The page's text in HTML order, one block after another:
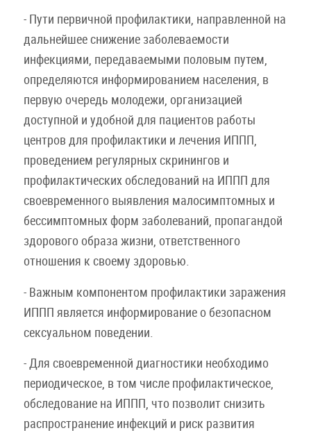
- Пути первичной профилактики, направленной на
дальнейшее снижение заболеваемости
инфекциями, передаваемыми половым путем,
определяются информированием населения, в
первую очередь молодежи, организацией
доступной и удобной для пациентов работы
центров для профилактики и лечения ИППП,
проведением регулярных скринингов и
профилактических обследований на ИППП для
своевременного выявления малосимптомных и
бессимптомных форм заболеваний, пропагандой
здорового образа жизни, ответственного
отношения к своему здоровью.
- Важным компонентом профилактики заражения
ИППП является информирование о безопасном
сексуальном поведении.
- Для своевременной диагностики необходимо
периодическое, в том числе профилактическое,
обследование на ИППП, что позволит снизить
распространение инфекций и риск развития